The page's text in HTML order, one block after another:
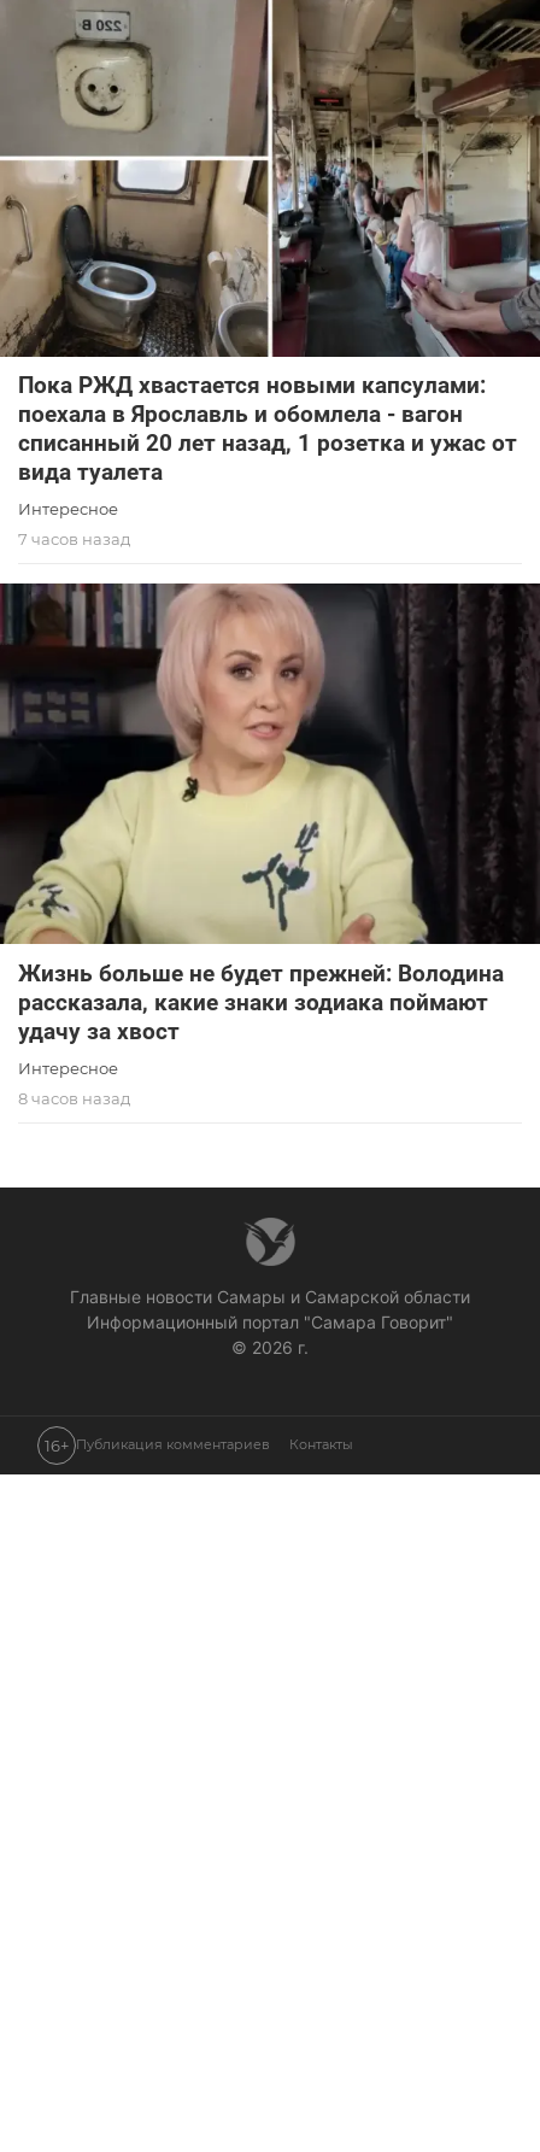
Пока РЖД хвастается новыми капсулами:
поехала в Ярославль и обомлела - вагон
списанный 20 лет назад, 1 розетка и ужас от
вида туалета
Интересное
7 часов назад
Жизнь больше не будет прежней: Володина
рассказала, какие знаки зодиака поймают
удачу за хвост
Интересное
8 часов назад
Главные новости Самары и Самарской области
Информационный портал "Самара Говорит"
© 2026 г.
16+ Публикация комментариев Контакты